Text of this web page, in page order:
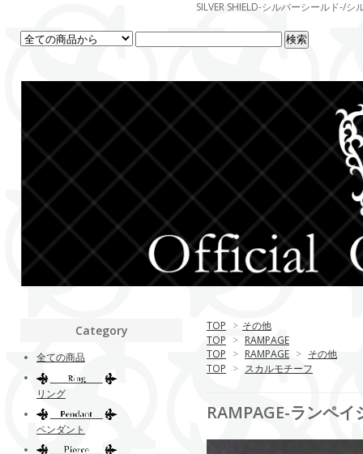
SILVER SHIELD-シルバーシールド-/
TOP > その他
TOP > RAMPAGE
TOP > RAMPAGE > その他
TOP > スカルモチーフ
RAMPAGE-ランペ
Category
全ての商品
リング
ペンダント